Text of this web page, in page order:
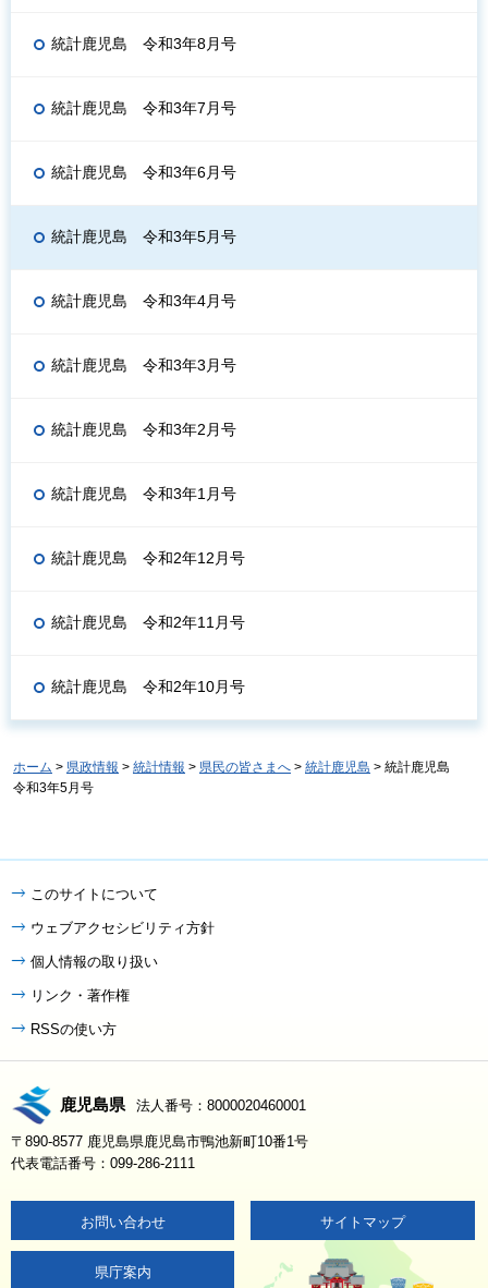
統計鹿児島 令和3年8月号
統計鹿児島 令和3年7月号
統計鹿児島 令和3年6月号
統計鹿児島 令和3年5月号
統計鹿児島 令和3年4月号
統計鹿児島 令和3年3月号
統計鹿児島 令和3年2月号
統計鹿児島 令和3年1月号
統計鹿児島 令和2年12月号
統計鹿児島 令和2年11月号
統計鹿児島 令和2年10月号
ホーム > 県政情報 > 統計情報 > 県民の皆さまへ > 統計鹿児島 > 統計鹿児島
令和3年5月号
このサイトについて
ウェブアクセシビリティ方針
個人情報の取り扱い
リンク・著作権
RSSの使い方
鹿児島県 法人番号：8000020460001
〒890-8577 鹿児島県鹿児島市鴨池新町10番1号
代表電話番号：099-286-2111
お問い合わせ サイトマップ
県庁案内